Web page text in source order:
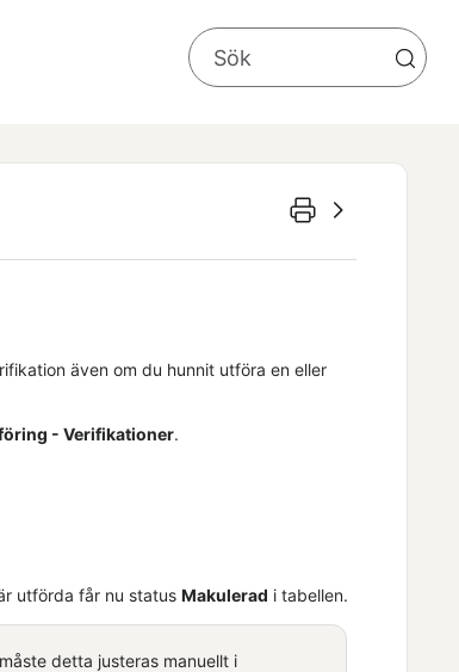
även om du hunnit utföra en eller
- Verifikationer.
utförda får nu status Makulerad i tabellen.
detta justeras manuellt i